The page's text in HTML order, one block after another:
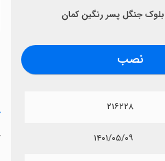
بلوک جنگل پسر رنگین کمان
نصب
۲۱۶۲۲۸
۱۴۰۱/۰۵/۰۹